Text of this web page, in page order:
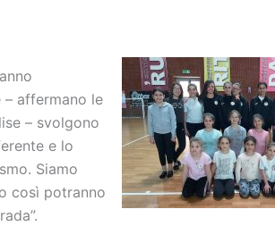
affermano le
– svolgono
e lo
Siamo
così potranno